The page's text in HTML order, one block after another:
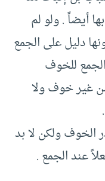
أيضاً . ولو لم
دليل على الجمع
للخوف
غير خوف ولا
الخوف ولكن لا بد
عند الجمع .